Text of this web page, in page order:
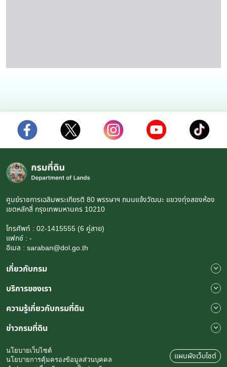
ศูนย์ราชการเฉลิมพระเกียรติ 80 พรรษาฯ ถนนแจ้งวัฒนะ แขวงทุ่งสองห้อง
เขตหลักสี่ กรุงเทพมหานคร 10210
โทรศัพท์ : 02-1415555 (6 คู่สาย)
แฟกซ์ : -
อีเมล : saraban@dol.go.th
เกี่ยวกับกรม
บริการของเรา
ความรู้เกี่ยวกับกรมที่ดิน
ข่าวกรมที่ดิน
นโยบายเว็บไซต์
นโยบายการคุ้มครองข้อมูลส่วนบุคคล
แผนผังเว็บไซต์